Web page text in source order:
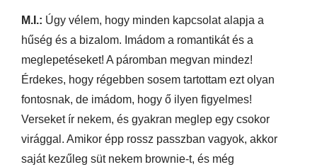
M.I.: Úgy vélem, hogy minden kapcsolat alapja a
hűség és a bizalom. Imádom a romantikát és a
meglepetéseket! A páromban megvan mindez!
Érdekes, hogy régebben sosem tartottam ezt olyan
fontosnak, de imádom, hogy ő ilyen figyelmes!
Verseket ír nekem, és gyakran meglep egy csokor
virággal. Amikor épp rossz passzban vagyok, akkor
saját kezűleg süt nekem brownie-t, és még